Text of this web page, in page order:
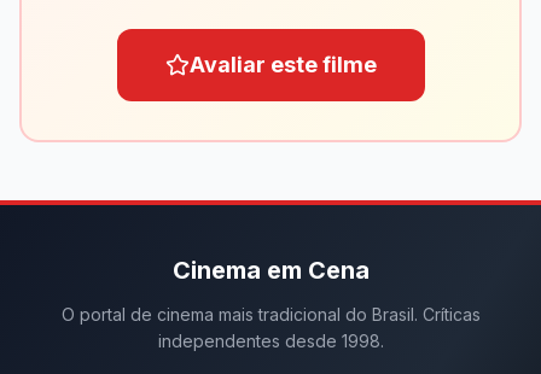
Avaliar este filme
Cinema em Cena
O portal de cinema mais tradicional do Brasil. Críticas
independentes desde 1998.